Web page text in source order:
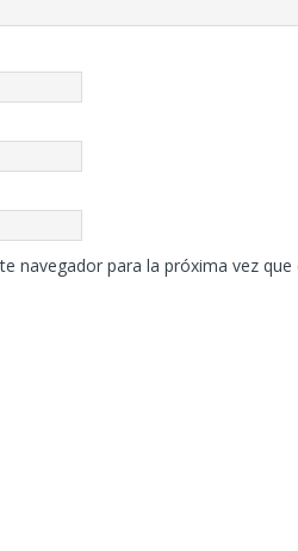
navegador para la próxima vez que